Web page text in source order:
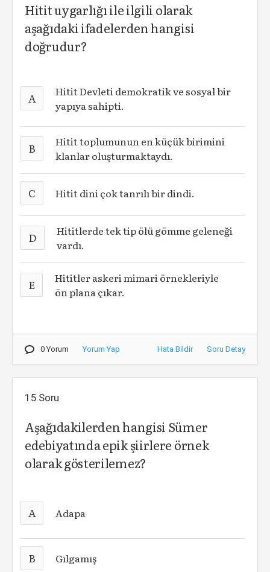
Hitit uygarlığı ile ilgili olarak
aşağıdaki ifadelerden hangisi
doğrudur?
A
Hitit Devleti demokratik ve sosyal bir
yapıya sahipti.
B
Hitit toplumunun en küçük birimini
klanlar oluşturmaktaydı.
C Hitit dini çok tanrılı bir dindi.
D
Hititlerde tek tip ölü gömme geleneği
vardı.
E
Hititler askeri mimari örnekleriyle
ön plana çıkar.
0 Yorum Yorum Yap Hata Bildir Soru Detay
15.Soru
Aşağıdakilerden hangisi Sümer
edebiyatında epik şiirlere örnek
olarak gösterilemez?
A Adapa
B Gılgamış